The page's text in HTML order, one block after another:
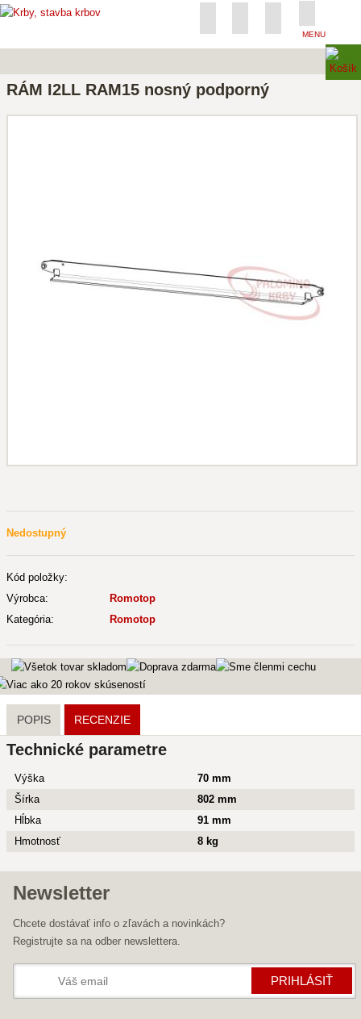
MENU
RÁM I2LL RAM15 nosný podporný
Nedostupný
Kód položky:
Výrobca:
Romotop
Kategória:
Romotop
POPIS RECENZIE
Technické parametre
Výška
70 mm
Šírka
802 mm
Hĺbka
91 mm
Hmotnosť
8 kg
Newsletter
Chcete dostávať info o zľavách a novinkách?
Registrujte sa na odber newslettera.
PRIHLÁSIŤ